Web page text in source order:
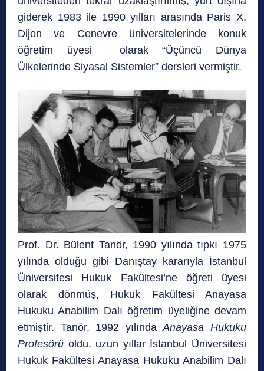
giderek 1983 ile 1990 yılları arasında Paris X,
Dijon ve Cenevre üniversitelerinde konuk
öğretim üyesi olarak “Üçüncü Dünya
Ülkelerinde Siyasal Sistemler” dersleri vermiştir.
Prof. Dr. Bülent Tanör, 1990 yılında tıpkı 1975
yılında olduğu gibi Danıştay kararıyla İstanbul
Üniversitesi Hukuk Fakültesi’ne öğreti üyesi
olarak dönmüş, Hukuk Fakültesi Anayasa
Hukuku Anabilim Dalı öğretim üyeliğine devam
etmiştir. Tanör, 1992 yılındaAnayasa Hukuku
Profesörü oldu. uzun yıllar İstanbul Üniversitesi
Hukuk Fakültesi Anayasa Hukuku Anabilim Dalı